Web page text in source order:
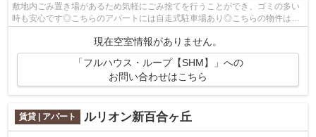
敷地内ごみ置き場があるため気軽にごみ捨てを行うことができ、ゴミの多い
時も安心です◎こちらのアパートには自走式駐車場あり◎こちらの物件は駅
まで徒歩で11分で到着します◎賃貸物件で...
現在空室情報がありません。
「フルハウス・ループ【SHM】」への
お問い合わせはこちら
賃貸 | アパート ルリオン新百合ヶ丘